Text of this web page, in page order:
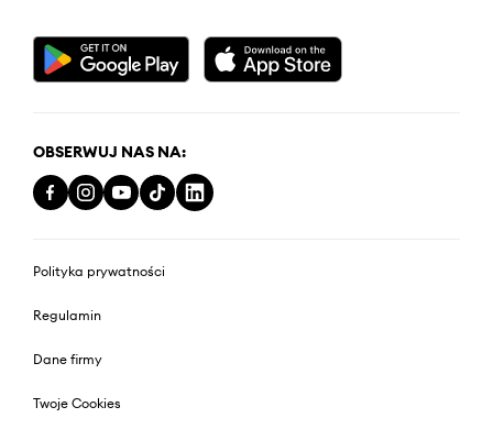
OBSERWUJ NAS NA:
Polityka prywatności
Regulamin
Dane firmy
Twoje Cookies